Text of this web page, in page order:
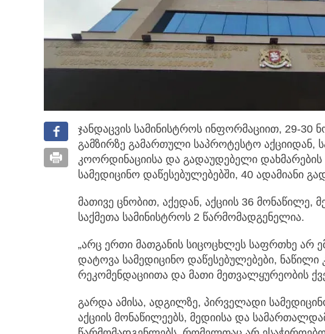
ჯანდაცვის სამინისტროს ინფორმაციით, 29-30
გამზირზე გამართული საპროტესტო აქციიდან,
კოორდინაციისა და გადაუდებელი დახმარების
სამედიცინო დაწესებულებებში, 40 ადამიანი
მათივე ცნობით, აქედან, აქციის 36 მონაწილე,
საქმეთა სამინისტროს 2 წარმომადგენელია.
„არც ერთი მათგანის სიცოცხლეს საფრთხე არ
დატოვა სამედიცინო დაწესებულებები, ნაწილი
რეკომენდაციითა და მათი მეთვალყურეობის
გარდა ამისა, ადგილზე, პირველადი
აქციის მონაწილეებს, მედიისა და